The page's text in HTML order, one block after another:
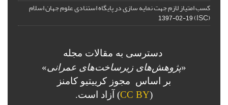
کسب امتیاز لازم جهت نمایه سازی در پایگاه استنادی علوم جهان اسلام
(ISC)
1397-02-19
دسترسی به مقالات مجله
«پژوهش‌های زیرساخت‌های عمرانی»
بر اساس مجوز کرییتیو کامنز
(
CC BY) آزاد است.